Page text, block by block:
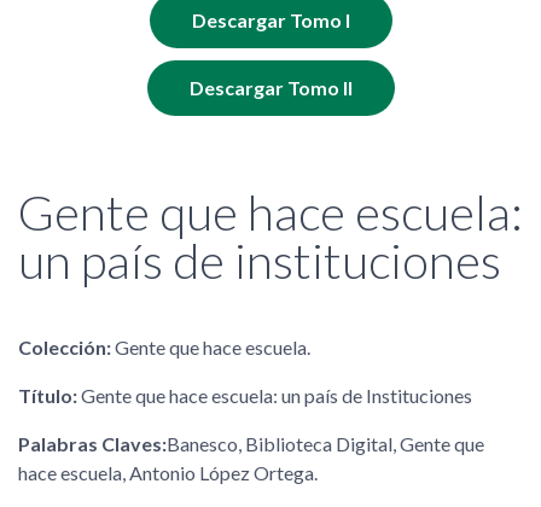
Descargar Tomo I
Descargar Tomo II
Gente que hace escuela:
un país de instituciones
Colección:Gente que hace escuela.
Título:Gente que hace escuela: un país de Instituciones
Palabras Claves:Banesco, Biblioteca Digital, Gente que
hace escuela, Antonio López Ortega.